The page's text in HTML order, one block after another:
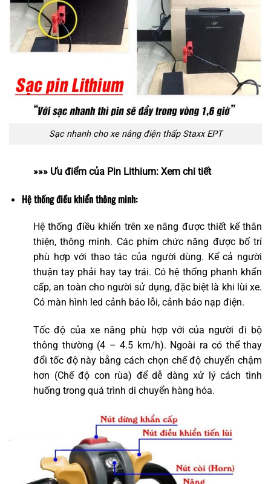
Sạc nhanh cho xe nâng điện thấp Staxx EPT
»»» Ưu điểm của Pin Lithium: Xem chi tiết
Hệ thống điều khiển thông minh:
Hệ thống điều khiển trên xe nâng được thiết kế thân
thiện, thông minh. Các phím chức năng được bố trí
phù hợp với thao tác của người dùng. Kể cả người
thuận tay phải hay tay trái. Có hệ thống phanh khẩn
cấp, an toàn cho người sử dụng, đặc biệt là khi lùi xe.
Có màn hình led cảnh báo lỗi, cảnh báo nạp điện.
Tốc độ của xe nâng phù hợp với của người đi bộ
thông thường (4 – 4.5 km/h). Ngoài ra có thể thay
đổi tốc độ này bằng cách chọn chế độ chuyển chậm
hơn (Chế độ con rùa) để dễ dàng xử lý cách tình
huống trong quá trình di chuyển hàng hóa.